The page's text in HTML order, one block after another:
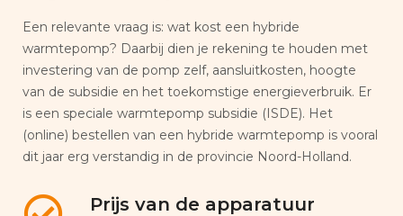
Een relevante vraag is: wat kost een hybride
warmtepomp? Daarbij dien je rekening te houden met
investering van de pomp zelf, aansluitkosten, hoogte
van de subsidie en het toekomstige energieverbruik. Er
is een speciale warmtepomp subsidie (ISDE). Het
(online) bestellen van een hybride warmtepomp is vooral
dit jaar erg verstandig in de provincie Noord-Holland.
Prijs van de apparatuur